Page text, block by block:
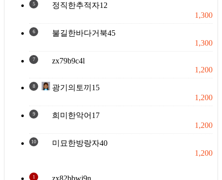
5
정직한추적자12
1,300
6
불길한바다거북45
1,300
7
zx79b9c4l
1,200
8
광기의토끼15
1,200
9
희미한악어17
1,200
10
미묘한방랑자40
1,200
1
zx82bbwj9n